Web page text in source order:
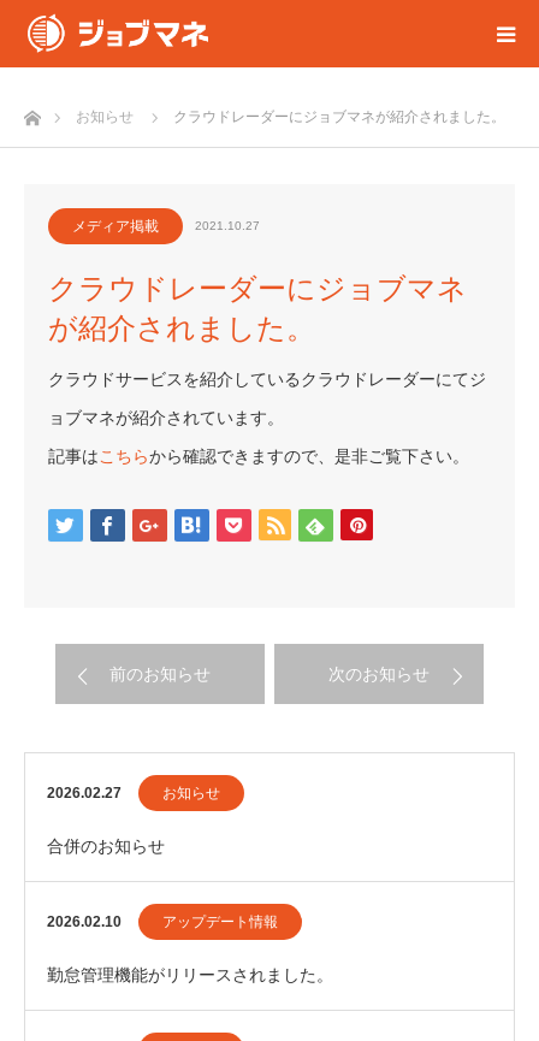
ホームお知らせ クラウドレーダーにジョブマネが紹介されました。
メディア掲載 2021.10.27
クラウドレーダーにジョブマネ
が紹介されました。
クラウドサービスを紹介しているクラウドレーダーにてジ
ョブマネが紹介されています。
記事はこちらから確認できますので、是非ご覧下さい。
前のお知らせ 次のお知らせ
2026.02.27 お知らせ
合併のお知らせ
2026.02.10 アップデート情報
勤怠管理機能がリリースされました。